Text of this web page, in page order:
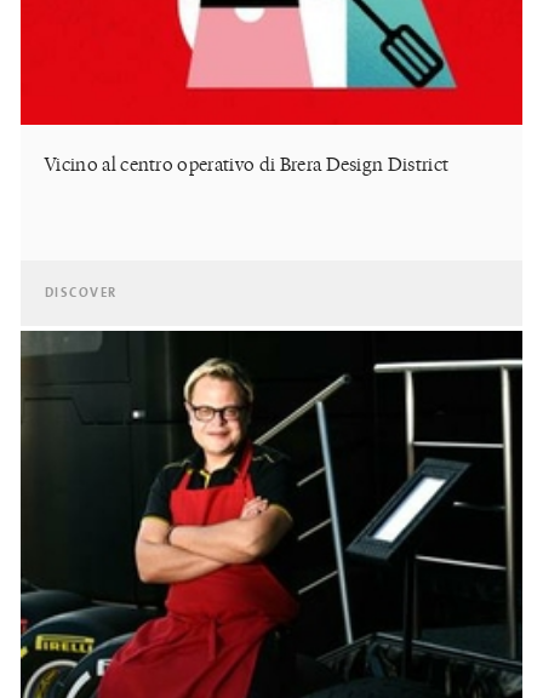
Vicino al centro operativo di Brera Design District
DISCOVER